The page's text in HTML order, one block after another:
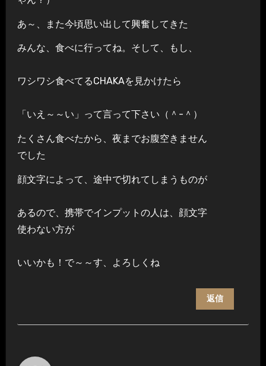
あ～、また今頃思い出して興奮してきた
みんな、食べに行ってね。そして、もし、
ワシワシ食べてるCHAKAを見かけたら
「いえ～～い」って言って下さい（＾-＾）
たくさん食べたから、夜までお腹空きません
でした
顔文字によって、途中で切れてしまうものが
あるので、携帯でインプットの人は、顔文字
使わない方が
いいかも！で～～す、よろしくね
返信